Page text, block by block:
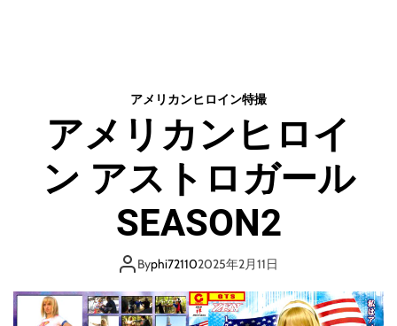
ン
ヒ
ロ
イ
ン
ス
ロ
ー
ル
アメリカンヒロイン特撮
アメリカンヒロイ
ン アストロガール
SEASON2
Byphi721102025年2月11日